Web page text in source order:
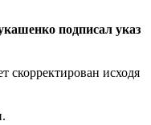
подписал указ
скорректирован исходя